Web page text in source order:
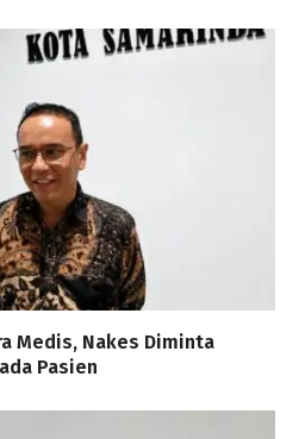
Medis, Nakes Diminta
Pasien